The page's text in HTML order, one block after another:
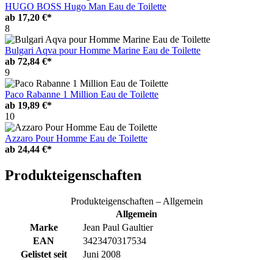
HUGO BOSS Hugo Man Eau de Toilette
ab 17,20 €*
8
Bulgari Aqva pour Homme Marine Eau de Toilette
ab 72,84 €*
9
Paco Rabanne 1 Million Eau de Toilette
ab 19,89 €*
10
Azzaro Pour Homme Eau de Toilette
ab 24,44 €*
Produkteigenschaften
Produkteigenschaften – Allgemein
Allgemein
Marke
Jean Paul Gaultier
EAN
3423470317534
Gelistet seit
Juni 2008